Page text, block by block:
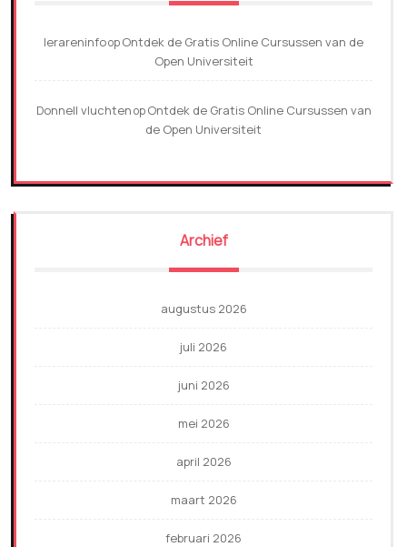
lerareninfoopOntdek de Gratis Online Cursussen van de
Open Universiteit
Donnell vluchtenopOntdek de Gratis Online Cursussen van
de Open Universiteit
Archief
augustus 2026
juli 2026
juni 2026
mei 2026
april 2026
maart 2026
februari 2026